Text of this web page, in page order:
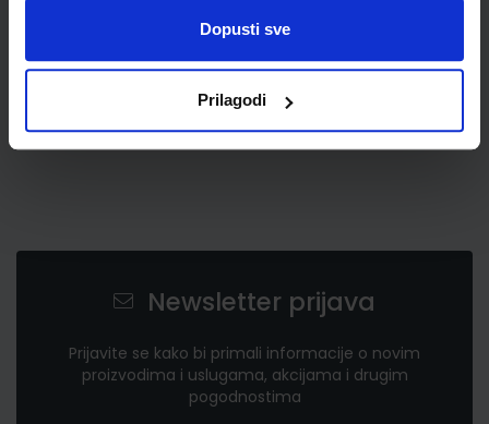
Dopusti sve
Prilagodi
Newsletter prijava
Prijavite se kako bi primali informacije o novim
proizvodima i uslugama, akcijama i drugim
pogodnostima